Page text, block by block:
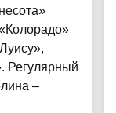
Регулярный
–